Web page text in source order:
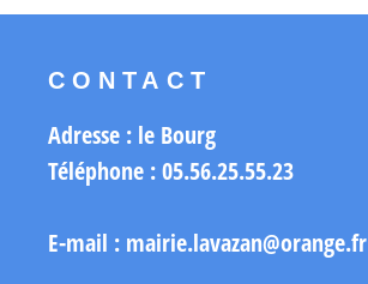
CONTACT
Adresse : le Bourg
Téléphone : 05.56.25.55.23
E-mail : mairie.lavazan@orange.fr